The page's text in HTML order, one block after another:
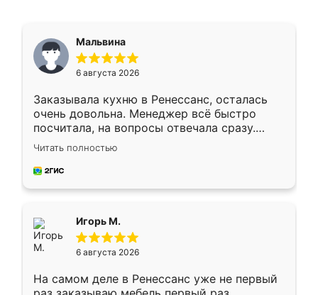
Мальвина
6 августа 2026
Заказывала кухню в Ренессанс, осталась
очень довольна. Менеджер всё быстро
посчитала, на вопросы отвечала сразу.
Замерщик приехал в субботу, подошёл к
делу со всей ответственностью. Собрали
за день, ребята работали аккуратно, даже
Читать полностью
Игорь М.
6 августа 2026
На самом деле в Ренессанс уже не первый